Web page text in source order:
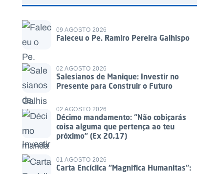
09 AGOSTO 2026
Faleceu o Pe. Ramiro Pereira Galhispo
02 AGOSTO 2026
Salesianos de Manique: Investir no
Presente para Construir o Futuro
02 AGOSTO 2026
Décimo mandamento: “Não cobiçarás
coisa alguma que pertença ao teu
próximo” (Ex 20,17)
01 AGOSTO 2026
Carta Encíclica “Magnifica Humanitas”: